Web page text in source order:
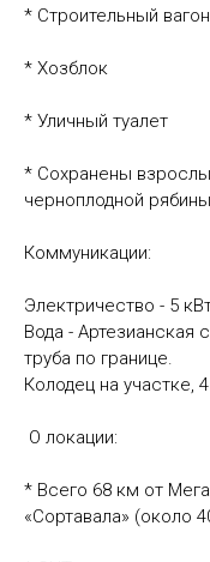
* Строительный
* Хозблок
* Уличный туалет
* Сохранены
черноплодной рябины
Коммуникации:
Электричество - 5
Вода - Артезианская
труба по границе.
Колодец на участке,
О локации:
* Всего 68 км от
«Сортавала» (около